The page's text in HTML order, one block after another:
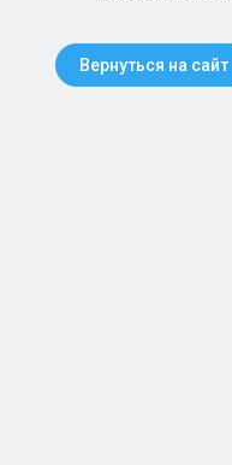
Вернуться на сайт